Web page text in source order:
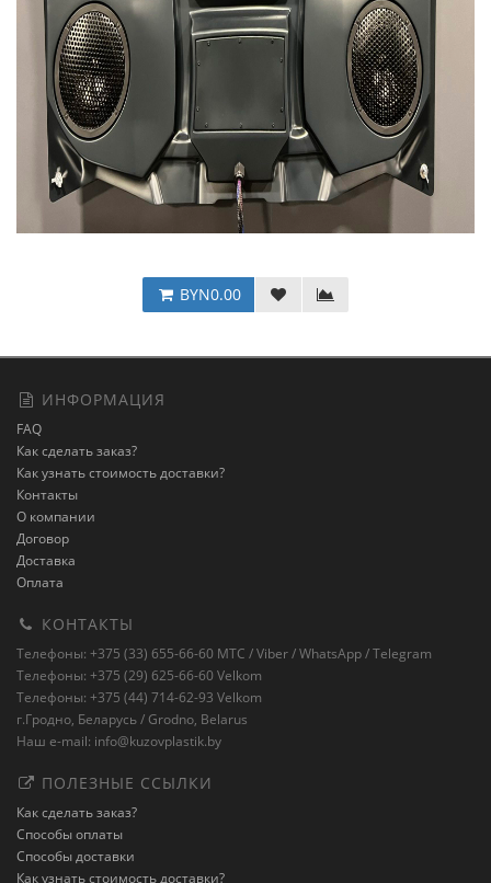
BYN0.00
ИНФОРМАЦИЯ
FAQ
Как сделать заказ?
Как узнать стоимость доставки?
Контакты
О компании
Договор
Доставка
Оплата
КОНТАКТЫ
Телефоны: +375 (33) 655-66-60 MTC / Viber / WhatsApp / Telegram
Телефоны: +375 (29) 625-66-60 Velkom
Телефоны: +375 (44) 714-62-93 Velkom
г.Гродно, Беларусь / Grodno, Belarus
Наш e-mail: info@kuzovplastik.by
ПОЛЕЗНЫЕ ССЫЛКИ
Как сделать заказ?
Способы оплаты
Способы доставки
Как узнать стоимость доставки?